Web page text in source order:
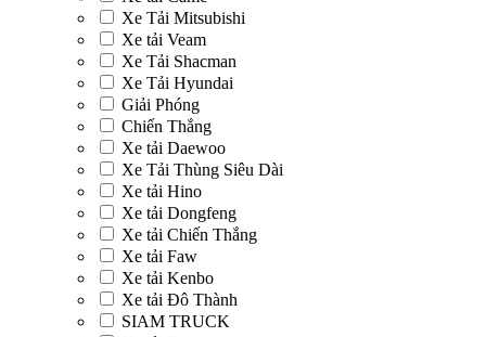
Xe Tải Mitsubishi
Xe tải Veam
Xe Tải Shacman
Xe Tải Hyundai
Giải Phóng
Chiến Thắng
Xe tải Daewoo
Xe Tải Thùng Siêu Dài
Xe tải Hino
Xe tải Dongfeng
Xe tải Chiến Thắng
Xe tải Faw
Xe tải Kenbo
Xe tải Đô Thành
SIAM TRUCK